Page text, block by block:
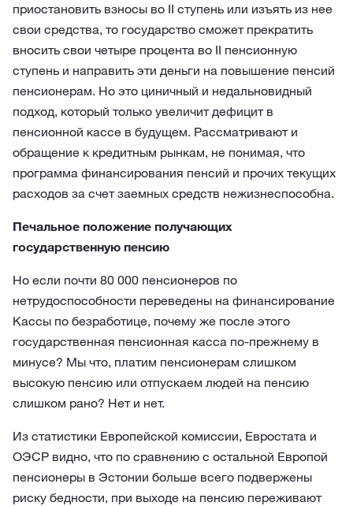
приостановить взносы во II ступень или изъять из нее
свои средства, то государство сможет прекратить
вносить свои четыре процента во II пенсионную
ступень и направить эти деньги на повышение пенсий
пенсионерам. Но это циничный и недальновидный
подход, который только увеличит дефицит в
пенсионной кассе в будущем. Рассматривают и
обращение к кредитным рынкам, не понимая, что
программа финансирования пенсий и прочих текущих
расходов за счет заемных средств нежизнеспособна.
Печальное положение получающих
государственную пенсию
Но если почти 80 000 пенсионеров по
нетрудоспособности переведены на финансирование
Кассы по безработице, почему же после этого
государственная пенсионная касса по-прежнему в
минусе? Мы что, платим пенсионерам слишком
высокую пенсию или отпускаем людей на пенсию
слишком рано? Нет и нет.
Из статистики Европейской комиссии, Евростата и
ОЭСР видно, что по сравнению с остальной Европой
пенсионеры в Эстонии больше всего подвержены
риску бедности, при выходе на пенсию переживают